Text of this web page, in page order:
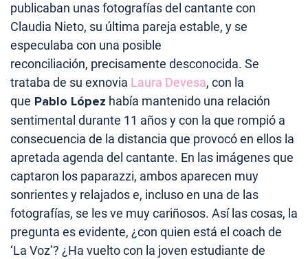
publicaban unas fotografías del cantante con
Claudia Nieto, su última pareja estable, y se
especulaba con una posible
reconciliación, precisamente desconocida. Se
trataba de su exnovia Laura Devesa, con la
que Pablo López había mantenido una relación
sentimental durante 11 años y con la que rompió a
consecuencia de la distancia que provocó en ellos la
apretada agenda del cantante. En las imágenes que
captaron los paparazzi, ambos aparecen muy
sonrientes y relajados e, incluso en una de las
fotografías, se les ve muy cariñosos. Así las cosas, la
pregunta es evidente, ¿con quien está el coach de
‘La Voz’? ¿Ha vuelto con la joven estudiante de